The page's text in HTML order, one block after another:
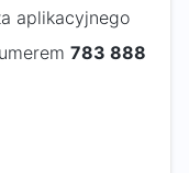
aplikacyjnego
783 888